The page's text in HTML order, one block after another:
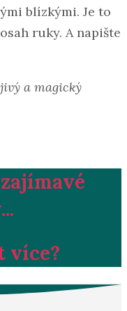
blízkými. Je to
ruky. A napište
a magický
více?